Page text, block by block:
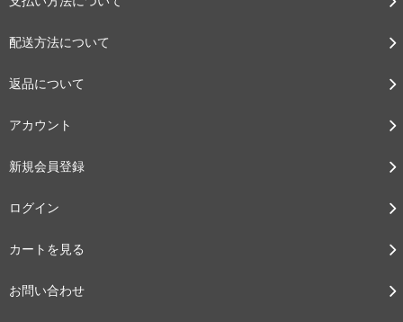
配送方法について
返品について
アカウント
新規会員登録
ログイン
カートを見る
お問い合わせ